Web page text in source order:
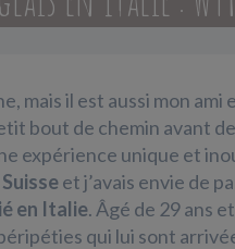
mais il est aussi mon
bout de chemin avant
expérience unique et
Suisseet j’avais envie de
en Italie. Âgé de 29 ans et
qui lui sont